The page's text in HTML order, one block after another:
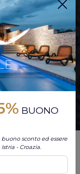
paesaggi
Non guardare
questo
BUONO
sconto ed essere
- Croazia.